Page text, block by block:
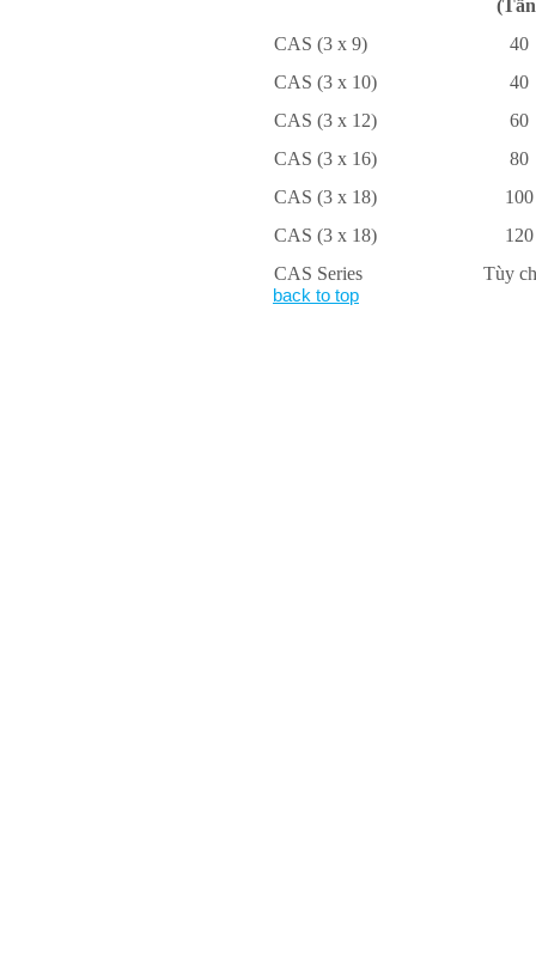
CAS (3 x 9)
40
CAS (3 x 10)
40
CAS (3 x 12)
60
CAS (3 x 16)
80
CAS (3 x 18)
100
CAS (3 x 18)
120
CAS Series
Tùy
back to top